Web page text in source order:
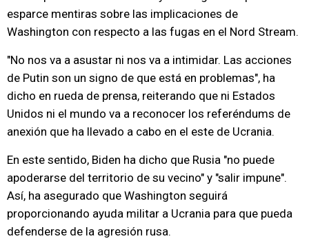
esparce mentiras sobre las implicaciones de
Washington con respecto a las fugas en el Nord Stream.
"No nos va a asustar ni nos va a intimidar. Las acciones
de Putin son un signo de que está en problemas", ha
dicho en rueda de prensa, reiterando que ni Estados
Unidos ni el mundo va a reconocer los referéndums de
anexión que ha llevado a cabo en el este de Ucrania.
En este sentido, Biden ha dicho que Rusia "no puede
apoderarse del territorio de su vecino" y "salir impune".
Así, ha asegurado que Washington seguirá
proporcionando ayuda militar a Ucrania para que pueda
defenderse de la agresión rusa.